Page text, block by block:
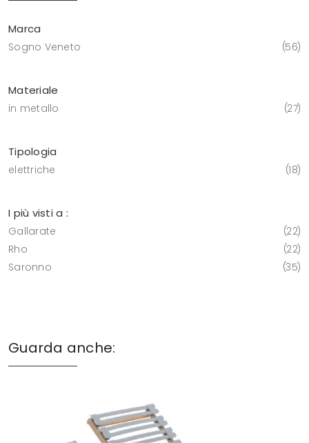
Marca
Sogno Veneto 56
Materiale
in metallo 27
Tipologia
elettriche 18
I più visti a :
Gallarate
22
Rho
22
Saronno
35
Guarda anche: